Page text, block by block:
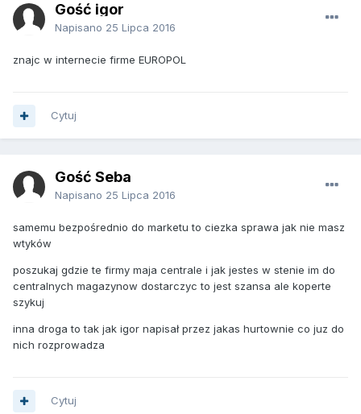
Gość igor
Napisano 25 Lipca 2016
znajc w internecie firme EUROPOL
Cytuj
Gość Seba
Napisano 25 Lipca 2016
samemu bezpośrednio do marketu to ciezka sprawa jak nie masz
wtyków
poszukaj gdzie te firmy maja centrale i jak jestes w stenie im do
centralnych magazynow dostarczyc to jest szansa ale koperte
szykuj
inna droga to tak jak igor napisał przez jakas hurtownie co juz do
nich rozprowadza
Cytuj